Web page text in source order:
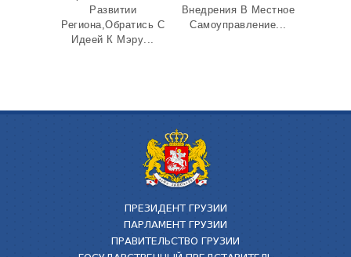
ОТЧЁТ ДЛЯ ПРЕДОСТАВЛЕНИЯ ПРЕЗИДЕНТУ И
Развитии
Региона,Обратись С
Идеей К Мэру...
Внедрения В Местное
Самоуправление...
ПРЕЗИДЕНТ ГРУЗИИ
ПАРЛАМЕНТ ГРУЗИИ
ПРАВИТЕЛЬСТВО ГРУЗИИ